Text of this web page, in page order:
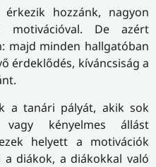
hozzánk, nagyon
motivációval. De azért
majd minden hallgatóban
érdeklődés, kíváncsiság a
a tanári pályát, akik sok
kényelmes állást
helyett a motivációk
diákok, a diákokkal való